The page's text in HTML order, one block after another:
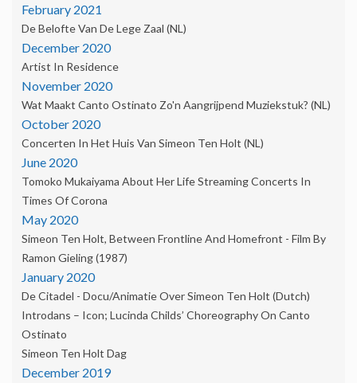
February 2021
De Belofte Van De Lege Zaal (NL)
December 2020
Artist In Residence
November 2020
Wat Maakt Canto Ostinato Zo'n Aangrijpend Muziekstuk? (NL)
October 2020
Concerten In Het Huis Van Simeon Ten Holt (NL)
June 2020
Tomoko Mukaiyama About Her Life Streaming Concerts In
Times Of Corona
May 2020
Simeon Ten Holt, Between Frontline And Homefront - Film By
Ramon Gieling (1987)
January 2020
De Citadel - Docu/animatie Over Simeon Ten Holt (dutch)
Introdans – Icon; Lucinda Childs’ Choreography On Canto
Ostinato
Simeon Ten Holt Dag
December 2019